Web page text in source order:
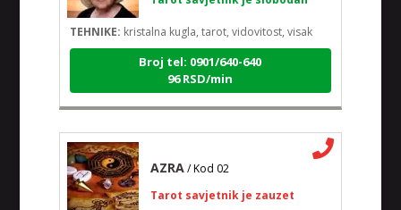
kristalna kugla, tarot, vidovitost, visak
Broj tel: 0901/640-640
96 RSD/min
/ Kod 02
Tarot savjetnik je zauzet